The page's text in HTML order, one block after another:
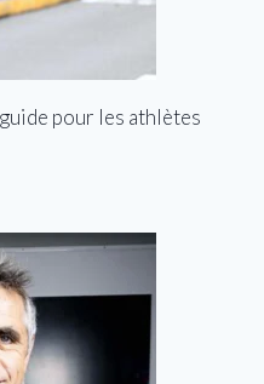
pour les athlètes